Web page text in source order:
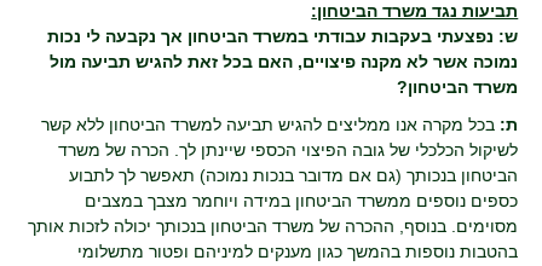
תביעות נגד משרד הביטחון:
ש: נפצעתי בעקבות עבודתי במשרד הביטחון אך נקבעה לי נכות
נמוכה אשר לא מקנה פיצויים, האם בכל זאת להגיש תביעה מול
משרד הביטחון?
ת: בכל מקרה אנו ממליצים להגיש תביעה למשרד הביטחון ללא קשר
לשיקול הכלכלי של גובה הפיצוי הכספי שיינתן לך. הכרה של משרד
הביטחון בנכותך (גם אם מדובר בנכות נמוכה) תאפשר לך לתבוע
כספים נוספים ממשרד הביטחון במידה ויוחמר מצבך במצבים
מסוימים. בנוסף, ההכרה של משרד הביטחון בנכותך יכולה לזכות אותך
בהטבות נוספות בהמשך כגון מענקים למיניהם ופטור מתשלומי